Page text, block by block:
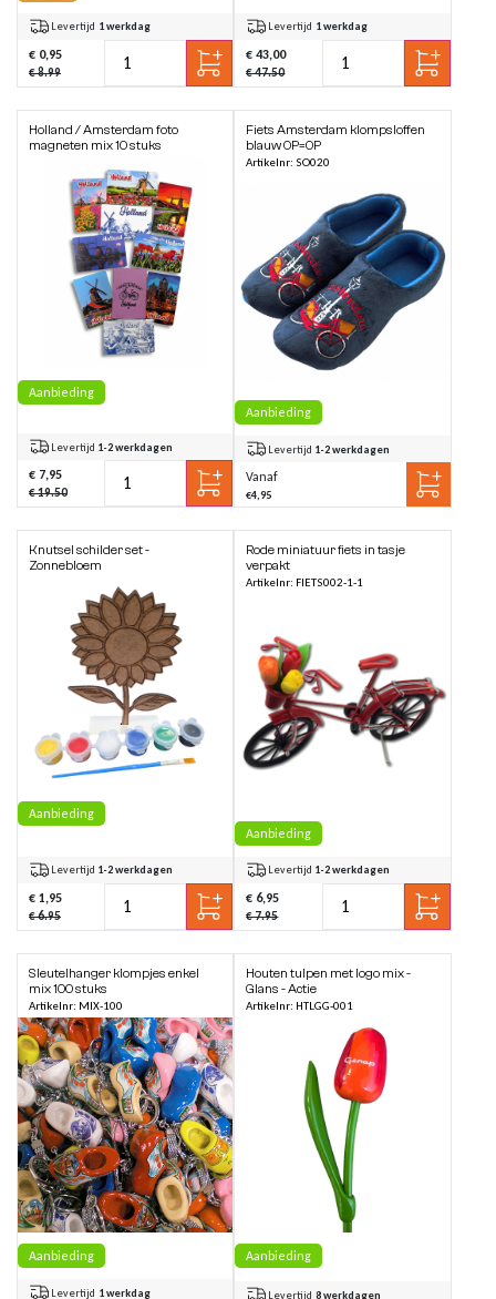
Levertijd 1 werkdag
€ 0,95
€ 8.99
Levertijd 1 werkdag
€ 43,00
€ 47.50
Holland / Amsterdam foto
magneten mix 10 stuks
Aanbieding
Levertijd 1-2 werkdagen
€ 7,95
€ 19.50
Fiets Amsterdam klompsloffen
blauw OP=OP
Artikelnr: SO020
Aanbieding
Levertijd 1-2 werkdagen
Vanaf
€4,95
Knutsel schilder set -
Zonnebloem
Aanbieding
Levertijd 1-2 werkdagen
€ 1,95
€ 6.95
Rode miniatuur fiets in tasje
verpakt
Artikelnr: FIETS002-1-1
Aanbieding
Levertijd 1-2 werkdagen
€ 6,95
€ 7.95
Sleutelhanger klompjes enkel
mix 100 stuks
Artikelnr: MIX-100
Aanbieding
Levertijd 1 werkdag
Houten tulpen met logo mix -
Glans - Actie
Artikelnr: HTLGG-001
Aanbieding
Levertijd 8 werkdagen